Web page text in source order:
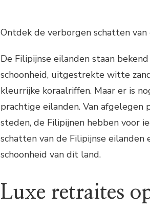
Ontdek de verborgen schatten
De Filipijnse eilanden staan
schoonheid, uitgestrekte witte
kleurrijke koraalriffen. Maar er is
prachtige eilanden. Van
steden, de Filipijnen hebben voor
schatten van de Filipijnse
schoonheid van dit land.
Luxe retraites